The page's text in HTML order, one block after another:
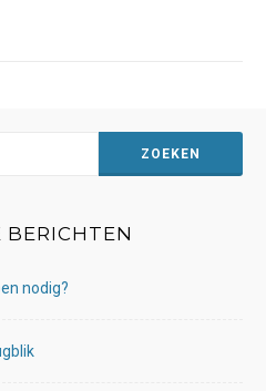
Zoeken
naar:
BERICHTEN
nodig?